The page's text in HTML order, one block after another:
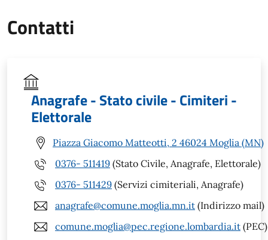
Contatti
Anagrafe - Stato civile - Cimiteri -
Elettorale
Piazza Giacomo Matteotti, 2 46024 Moglia (MN)
0376- 511419 (Stato Civile, Anagrafe, Elettorale)
0376- 511429 (Servizi cimiteriali, Anagrafe)
anagrafe@comune.moglia.mn.it (Indirizzo mail)
comune.moglia@pec.regione.lombardia.it (PEC)